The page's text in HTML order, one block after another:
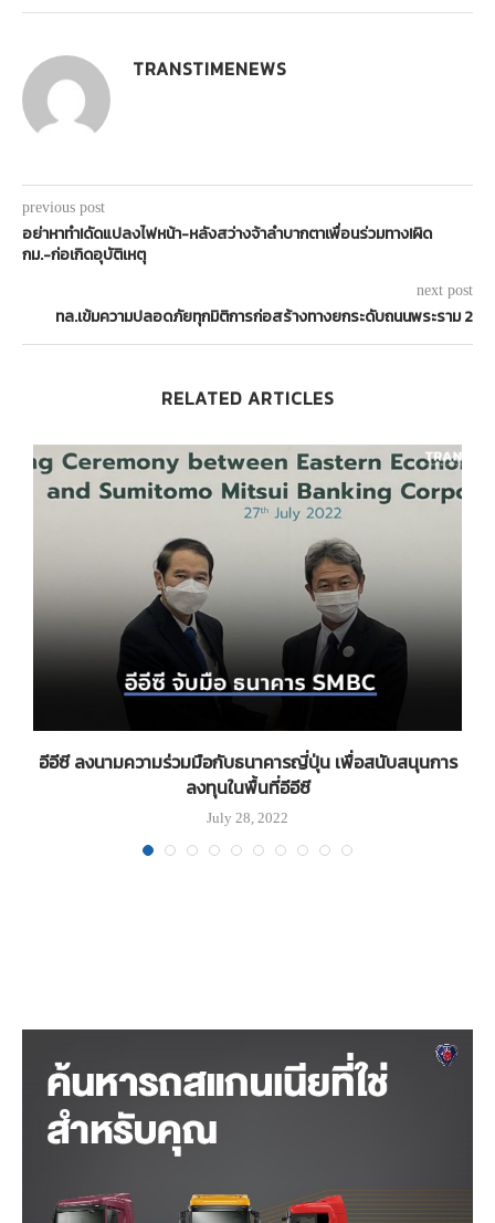
TRANSTIMENEWS
previous post
อย่าหาทำ!ดัดแปลงไฟหน้า-หลังสว่างจ้าลำบากตาเพื่อนร่วมทาง!ผิด
กม.-ก่อเกิดอุบัติเหตุ
next post
ทล.เข้มความปลอดภัยทุกมิติการก่อสร้างทางยกระดับถนนพระราม 2
RELATED ARTICLES
อีอีซี ลงนามความร่วมมือกับธนาคารญี่ปุ่น เพื่อสนับสนุนการ
ลงทุนในพื้นที่อีอีซี
July 28, 2022